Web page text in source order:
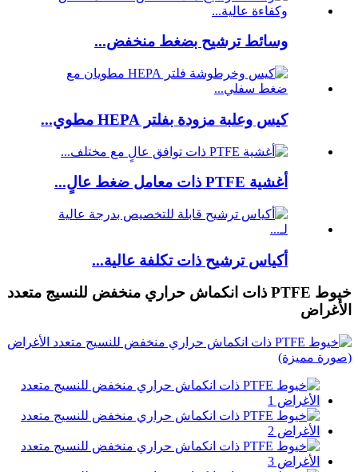
وسائط ترشيح بضغط منخفض...
كيس وعلبة مزودة بفلتر HEPA مطوي...
أغشية PTFE ذات معامل ضغط عالٍ...
أكياس ترشيح ذات تكلفة عالية...
خيوط PTFE ذات انكماش حراري منخفض للنسيج متعدد
الأغراض